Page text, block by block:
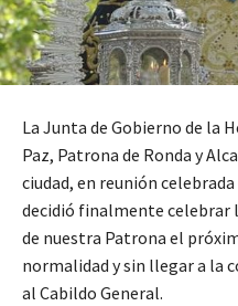
La Junta de Gobierno de la
Paz, Patrona de Ronda y
ciudad, en reunión
decidió finalmente celebrar
de nuestra Patrona el
normalidad y sin llegar a la
al Cabildo General.